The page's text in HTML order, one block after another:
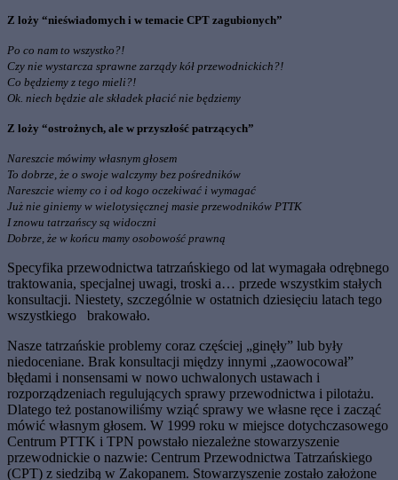
Z loży “nieświadomych i w temacie CPT zagubionych”
Po co nam to wszystko?!
Czy nie wystarcza sprawne zarządy kół przewodnickich?!
Co będziemy z tego mieli?!
Ok. niech będzie ale składek płacić nie będziemy
Z loży “ostrożnych, ale w przyszłość patrzących”
Nareszcie mówimy własnym głosem
To dobrze, że o swoje walczymy bez pośredników
Nareszcie wiemy co i od kogo oczekiwać i wymagać
Już nie giniemy w wielotysięcznej masie przewodników PTTK
I znowu tatrzańscy są widoczni
Dobrze, że w końcu mamy osobowość prawną
Specyfika prze­wodnictwa tatrzań­skiego od lat wy­magała odrębnego
traktowania, spec­jalnej uwagi, troski a… przede wszyst­kim stałych
kon­sultacji. Niestety, szczególnie w os­tatnich dziesięciu latach tego
wszyst­kiego brakowało.
Nasze tatrzańskie problemy coraz częściej „ginęły” lub były
niedoceniane. Brak konsul­tacji między innymi „zaowocował”
błędami i nonsensami w nowo uchwalonych ustawach i
rozporządzeniach regulujących sprawy prze­wodnictwa i pilotażu.
Dlatego też postanowiliśmy wziąć sprawy we własne ręce i zacząć
mówić własnym głosem. W 1999 roku w miejs­ce dotychczasowego
Centrum PTTK i TPN powstało niezależne stowarzyszenie
przewod­nickie o nazwie: Centrum Przewodnictwa Ta­trzańskiego
(CPT) z siedzibą w Zakopanem. Stowarzyszenie zostało założone